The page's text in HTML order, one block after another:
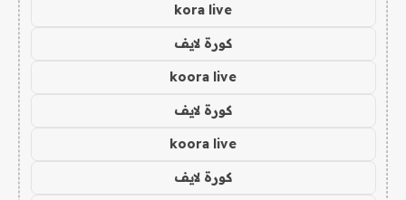
kora live
كورة لايف
koora live
كورة لايف
koora live
كورة لايف